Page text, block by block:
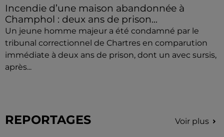
Incendie d’une maison abandonnée à
Champhol : deux ans de prison...
Un jeune homme majeur a été condamné par le
tribunal correctionnel de Chartres en comparution
immédiate à deux ans de prison, dont un avec sursis,
après...
REPORTAGES Voir plus